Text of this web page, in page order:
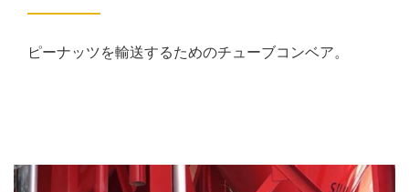
ピーナッツを輸送するためのチューブコンベア。